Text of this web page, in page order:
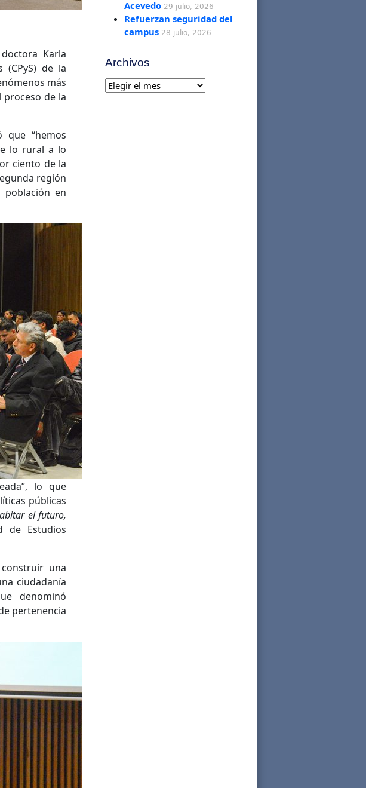
Karla
(CPyS) de la
más
de la
que “hemos
lo rural a lo
ciento de la
región
en
lo que
públicas
el futuro,
de Estudios
una
ciudadanía
denominó
pertenencia
Acevedo 29 julio, 2026
Refuerzan seguridad del
campus 28 julio, 2026
Archivos
Archivos